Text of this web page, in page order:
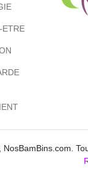
ETRE